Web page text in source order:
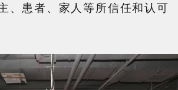
、患者、家人等所信任和认可